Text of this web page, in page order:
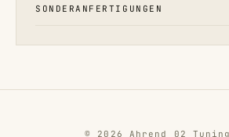
SONDERANFERTIGUNGEN
© 2026 Ahrend 02